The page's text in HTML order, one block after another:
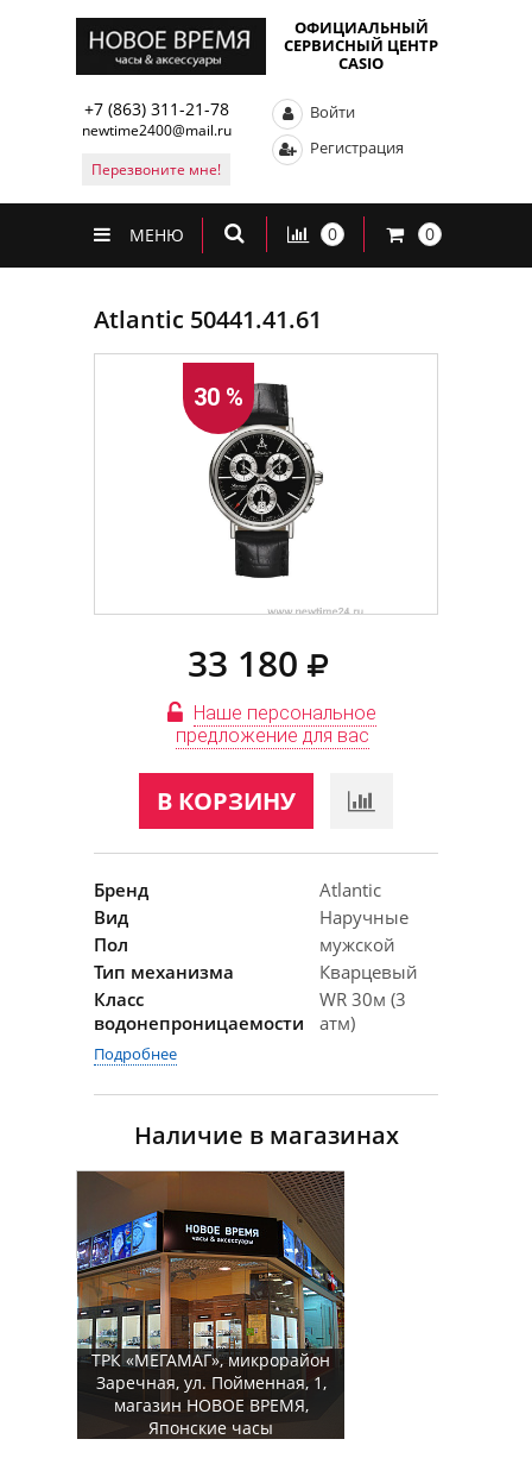
ОФИЦИАЛЬНЫЙ
СЕРВИСНЫЙ ЦЕНТР
CASIO
+7 (863) 311-21-78
newtime2400@mail.ru
Перезвоните мне!
Войти
Регистрация
МЕНЮ 0 0
Atlantic 50441.41.61
30 %
33 180
Наше персональное
предложение для вас
В КОРЗИНУ
Бренд
Atlantic
Вид
Наручные
Пол
мужской
Тип механизма
Кварцевый
Класс
водонепроницаемости
WR 30м (3
атм)
Подробнее
Наличие в магазинах
ТРК «МЕГАМАГ», микрорайон
Заречная, ул. Пойменная, 1,
магазин НОВОЕ ВРЕМЯ,
Японские часы